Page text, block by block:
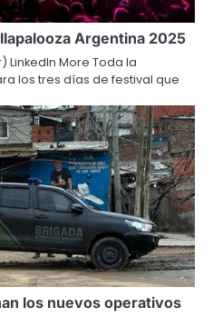
Argentina 2025
LinkedIn More Toda la
los tres días de festival que
los nuevos operativos